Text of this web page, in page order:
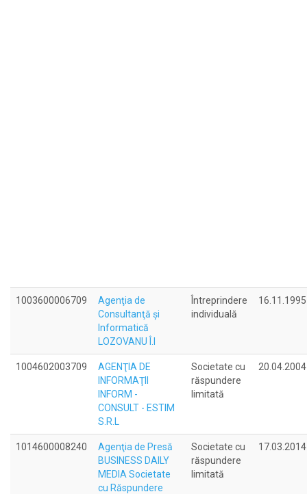
1003600006709
Agenţia de
Consultanţă şi
Informatică
LOZOVANU Î.I
Întreprindere
individuală
16.11.1995
1004602003709
AGENŢIA DE
INFORMAŢII
INFORM -
CONSULT - ESTIM
S.R.L
Societate cu
răspundere
limitată
20.04.2004
1014600008240
Agenţia de Presă
BUSINESS DAILY
MEDIA Societate
cu Răspundere
Societate cu
răspundere
limitată
17.03.2014